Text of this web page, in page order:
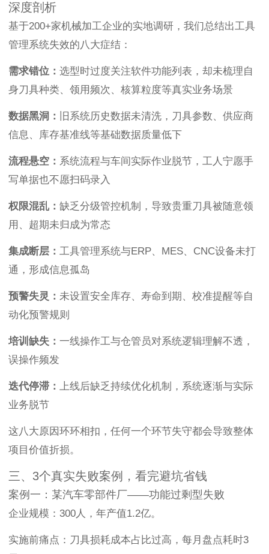
深度剖析
基于200+家机械加工企业的实地调研，我们总结出工具
管理系统失效的八大症结：
需求错位： 选型时过度关注软件功能列表，却未梳理自
身刀具种类、领用频次、核算粒度等真实业务场景
数据黑洞：
旧系统历史数据未清洗，刀具参数、供应商
信息、库存基准线等基础数据质量低下
流程悬空： 系统流程与车间实际作业脱节，工人宁愿手
写单据也不愿扫码录入
权限混乱： 缺乏分级管控机制，导致贵重刀具被随意领
用、超期未归成为常态
集成断层： 工具管理系统与ERP、MES、CNC设备未打
通，形成信息孤岛
预警失灵： 未设置安全库存、寿命到期、校准提醒等自
动化预警规则
培训缺失： 一线操作工与仓管员对系统逻辑理解不透，
误操作频发
迭代停滞： 上线后缺乏持续优化机制，系统逐渐与实际
业务脱节
这八大原因环环相扣，任何一个环节失守都会导致整体
项目价值折损。
三、3个真实失败案例，看完避坑省钱
案例一：某汽车零部件厂——功能过剩型失败
企业规模：300人，年产值1.2亿。
实施前痛点：刀具损耗成本占比过高，每月盘点耗时3